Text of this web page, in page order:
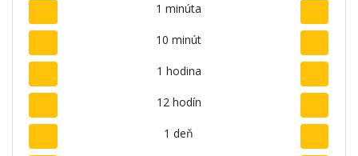
1 minúta
10 minút
1 hodina
12 hodín
1 deň